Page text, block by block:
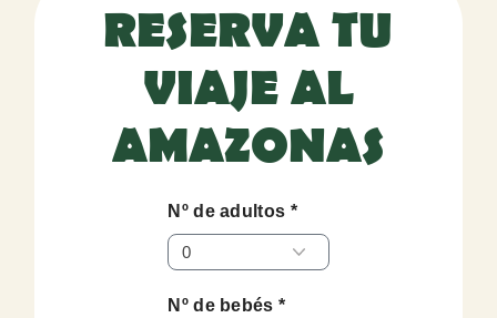
RESERVA TU
VIAJE AL
AMAZONAS
Nº de adultos *
Nº de bebés *